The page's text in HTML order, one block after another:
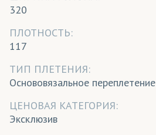
320
ПЛОТНОСТЬ:
117
ТИП ПЛЕТЕНИЯ:
Основовязальное переплетение
ЦЕНОВАЯ КАТЕГОРИЯ:
Эксклюзив